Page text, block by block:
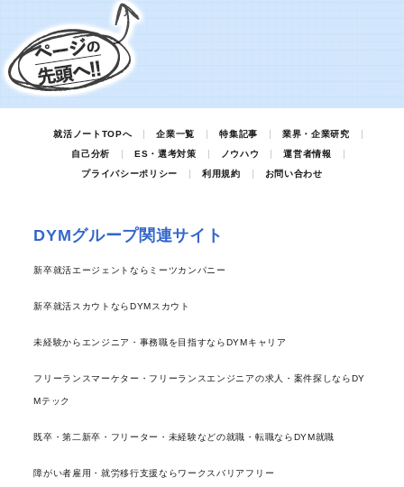
就活ノートTOPへ 企業一覧 特集記事
業界・企業研究
自己分析
ES・選考対策 ノウハウ
運営者情報
プライバシーポリシー
利用規約 お問い合わせ
DYMグループ関連サイト
新卒就活エージェントならミーツカンパニー
新卒就活スカウトならDYMスカウト
未経験からエンジニア・事務職を目指すならDYMキャリア
フリーランスマーケター・フリーランスエンジニアの求人・案件探しならDY
Mテック
既卒・第二新卒・フリーター・未経験などの就職・転職ならDYM就職
障がい者雇用・就労移行支援ならワークスバリアフリー